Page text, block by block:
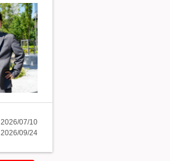
2026/07/10
2026/09/24